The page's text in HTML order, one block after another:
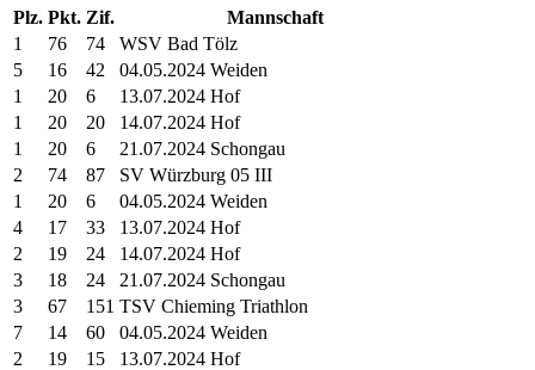
Plz. Pkt. Zif.
Mannschaft
1
76 74
WSV Bad Tölz
5
16 42
04.05.2024 Weiden
1
20 6
13.07.2024 Hof
1
20 20
14.07.2024 Hof
1
20 6
21.07.2024 Schongau
2
74 87
SV Würzburg 05 III
1
20 6
04.05.2024 Weiden
4
17 33
13.07.2024 Hof
2
19 24
14.07.2024 Hof
3
18 24
21.07.2024 Schongau
3
67 151 TSV Chieming Triathlon
7
14 60
04.05.2024 Weiden
2
19 15
13.07.2024 Hof